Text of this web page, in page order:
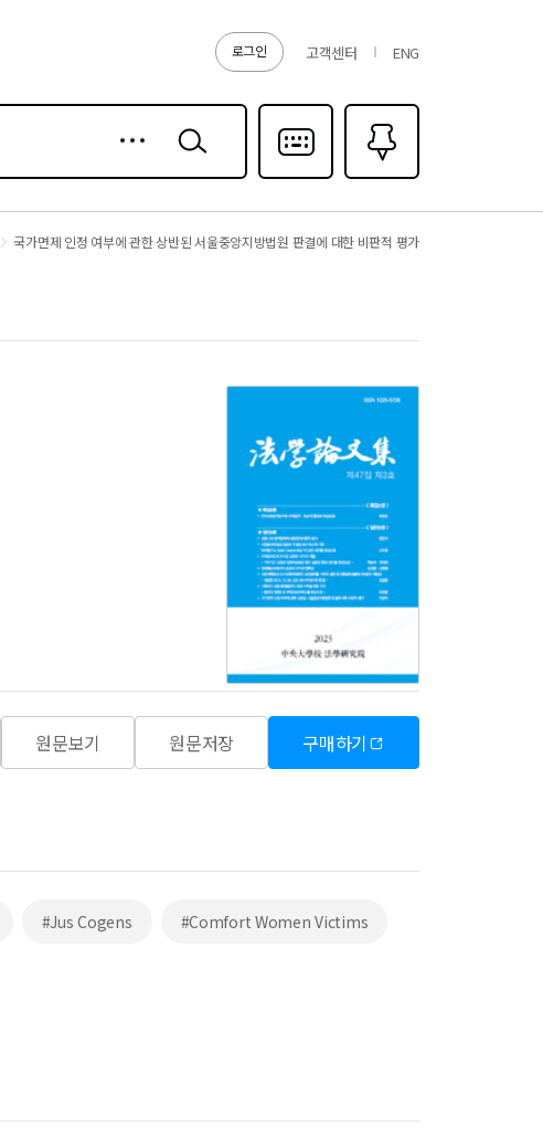
로그인 고객센터 ENG
검색
다국어입력
즐겨찾기0
국가면제 인정 여부에 관한 상반된 서울중앙지방법원 판결에 대한 비판적 평가
원문보기 원문저장 구매하기
#Jus Cogens #Comfort Women Victims